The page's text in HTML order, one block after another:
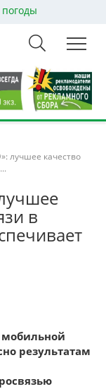
лучшее качество
в
мобильной
результатам